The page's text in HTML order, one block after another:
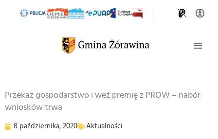
Przekaż gospodarstwo i weź premię z PROW – nabór
wniosków trwa
8 października, 2020 Aktualności